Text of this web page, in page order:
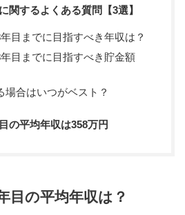
関するよくある質問【3選】
目までに目指すべき年収は？
目までに目指すべき貯金額
合はいつがベスト？
の平均年収は358万円
目の平均年収は？